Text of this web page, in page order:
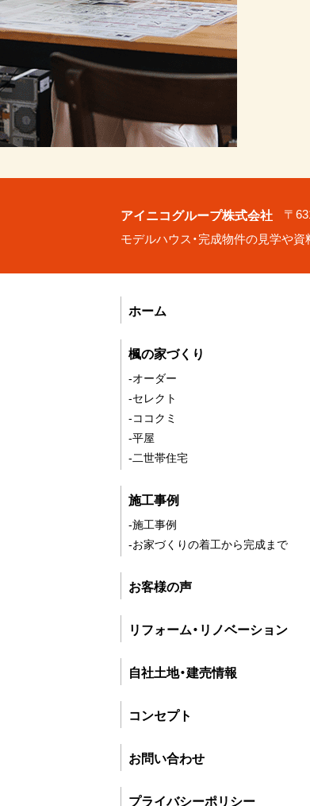
アイニコグループ株式会社
〒
モデルハウス・完成物件の見学や
ホーム
楓の家づくり
-オーダー
-セレクト
-ココクミ
-平屋
-二世帯住宅
施工事例
-施工事例
-お家づくりの着工から完成まで
お客様の声
リフォーム・リノベーション
自社土地・建売情報
コンセプト
お問い合わせ
プライバシーポリシー